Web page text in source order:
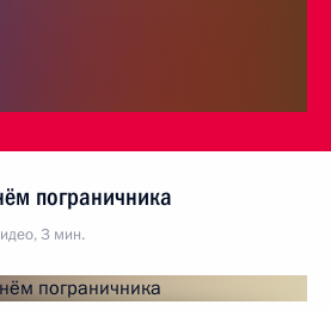
пограничника
3 мин.